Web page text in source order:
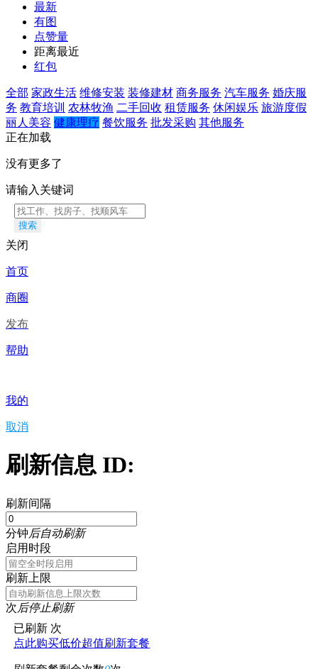
最新
有图
点赞量
距离最近
红包
全部 家政生活 维修安装 装修建材 商务服务 汽车服务 婚庆服
务 教育培训 农林牧渔 二手回收 租赁服务 休闲娱乐 旅游度假
丽人美容 健康理疗 餐饮服务 批发采购 其他服务
正在加载
没有更多了
请输入关键词
搜索
关闭
首页
商圈
发布
帮助
我的
取消
刷新信息 ID:
刷新间隔
分钟后自动刷新
启用时段
刷新上限
次后停止刷新
已刷新 次
点此购买低价超值刷新套餐